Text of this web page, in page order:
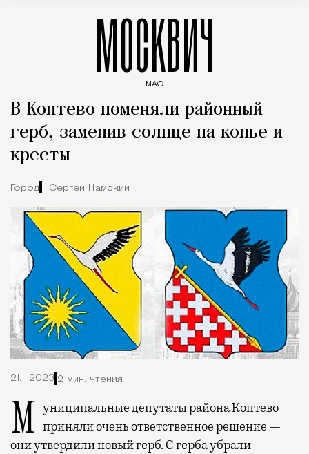
МОСКВИЧ
MAG
В Коптево поменяли районный
герб, заменив солнце на копье и
кресты
Город Сергей Камский
21.11.2023 2 мин. чтения
Муниципальные депутаты района Коптево приняли очень ответственное решение —
они утвердили новый герб. С герба убрали